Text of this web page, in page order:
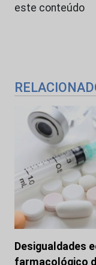
este conteúdo
Desigualdades
farmacológico